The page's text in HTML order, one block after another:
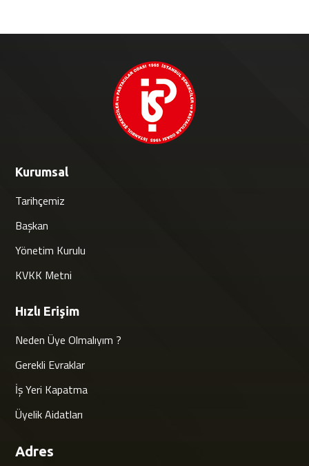
Kurumsal
Tarihçemiz
Başkan
Yönetim Kurulu
KVKK Metni
Hızlı Erişim
Neden Üye Olmalıyım ?
Gerekli Evraklar
İş Yeri Kapatma
Üyelik Aidatları
Adres